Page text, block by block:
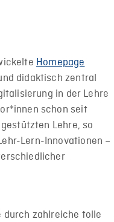
Homepage
didaktisch zentral
in der Lehre
schon seit
Lehre, so
Lern-Innovationen –
durch zahlreiche tolle